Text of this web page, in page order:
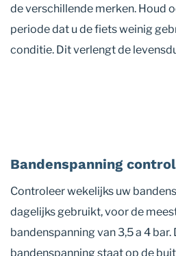
de verschillende merken. Houd
periode dat u de fiets weinig
conditie. Dit verlengt de
Bandenspanning
Controleer wekelijks uw
dagelijks gebruikt, voor de
bandenspanning van 3,5 a 4 bar.
bandenspanning staat op de